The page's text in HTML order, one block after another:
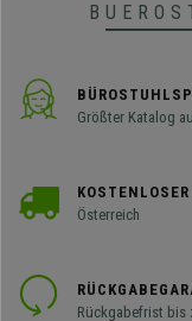
Größter Katalog
Österreich
Rückgabefrist bis